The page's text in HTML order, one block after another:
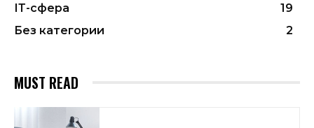
ІТ-сфера
19
Без категории
2
MUST READ